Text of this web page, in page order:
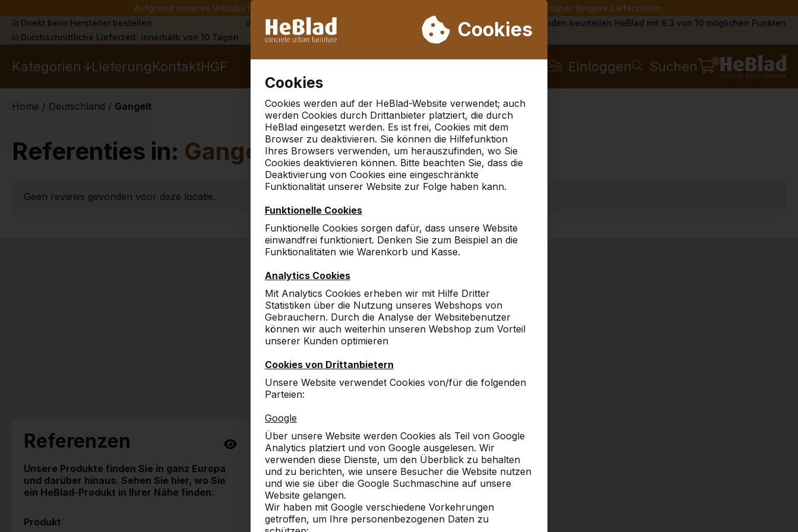
Aufgrund unseres Urlaubs liefern wir von Woche 31 bis Woche 33 nicht. Bitte berücksichtigen Sie daher längere Lieferzeiten.
Cookies
Cookies
Cookies werden auf der HeBlad-Website verwendet; auch
werden Cookies durch Drittanbieter platziert, die durch
HeBlad eingesetzt werden. Es ist frei, Cookies mit dem
Browser zu deaktivieren. Sie können die Hilfefunktion
Ihres Browsers verwenden, um herauszufinden, wo Sie
Cookies deaktivieren können. Bitte beachten Sie, dass die
Deaktivierung von Cookies eine eingeschränkte
Funktionalität unserer Website zur Folge haben kann.
Funktionelle Cookies
Funktionelle Cookies sorgen dafür, dass unsere Website
einwandfrei funktioniert. Denken Sie zum Beispiel an die
Funktionalitäten wie Warenkorb und Kasse.
Analytics Cookies
Mit Analytics Cookies erheben wir mit Hilfe Dritter
Statistiken über die Nutzung unseres Webshops von
Gebrauchern. Durch die Analyse der Websitebenutzer
können wir auch weiterhin unseren Webshop zum Vorteil
unserer Kunden optimieren
Cookies von Drittanbietern
Unsere Website verwendet Cookies von/für die folgenden
Parteien:
Google
Über unsere Website werden Cookies als Teil von Google
Analytics platziert und von Google ausgelesen. Wir
verwenden diese Dienste, um den Überblick zu behalten
und zu berichten, wie unsere Besucher die Website nutzen
und wie sie über die Google Suchmaschine auf unsere
Website gelangen.
Wir haben mit Google verschiedene Vorkehrungen
getroffen, um Ihre personenbezogenen Daten zu
Direkt beim Hersteller bestellen Schon mehr als 30.000 Produkten verkauft
Kunden beurteilen HeBlad mit 9.3 von 10 möglichen Punkten
Durchschnittliche Lieferzeit: innerhalb von 10 Tagen
Kategorien LieferungKontaktHGF Einloggen Suchen 0
Home / Deutschland / Gangelt
Referenties in: Gangelt
Geen reviews gevonden voor deze locatie.
Referenzen
Unsere Produkte finden Sie in ganz Europa
und darüber hinaus. Sehen Sie hier, wo Sie
ein HeBlad-Produkt in Ihrer Nähe finden.
Produkt